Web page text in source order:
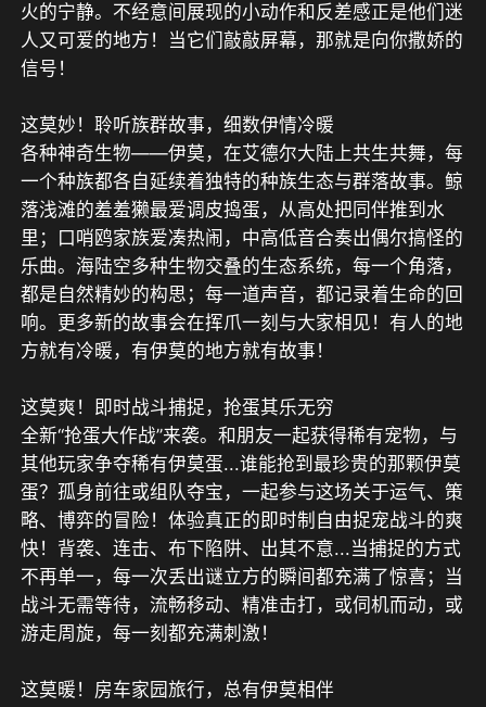
火的宁静。不经意间展现的小动作和反差感正是他们迷
人又可爱的地方！当它们敲敲屏幕，那就是向你撒娇的
信号！
这莫妙！聆听族群故事，细数伊情冷暖
各种神奇生物——伊莫，在艾德尔大陆上共生共舞，每
一个种族都各自延续着独特的种族生态与群落故事。鲸
落浅滩的羞羞獭最爱调皮捣蛋，从高处把同伴推到水
里；口哨鸥家族爱凑热闹，中高低音合奏出偶尔搞怪的
乐曲。海陆空多种生物交叠的生态系统，每一个角落，
都是自然精妙的构思；每一道声音，都记录着生命的回
响。更多新的故事会在挥爪一刻与大家相见！有人的地
方就有冷暖，有伊莫的地方就有故事！
这莫爽！即时战斗捕捉，抢蛋其乐无穷
全新“抢蛋大作战”来袭。和朋友一起获得稀有宠物，与
其他玩家争夺稀有伊莫蛋...谁能抢到最珍贵的那颗伊莫
蛋？孤身前往或组队夺宝，一起参与这场关于运气、策
略、博弈的冒险！体验真正的即时制自由捉宠战斗的爽
快！背袭、连击、布下陷阱、出其不意...当捕捉的方式
不再单一，每一次丢出谜立方的瞬间都充满了惊喜；当
战斗无需等待，流畅移动、精准击打，或伺机而动，或
游走周旋，每一刻都充满刺激！
这莫暖！房车家园旅行，总有伊莫相伴